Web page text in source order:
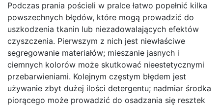
Podczas prania pościeli w pralce łatwo popełnić kilka
powszechnych błędów, które mogą prowadzić do
uszkodzenia tkanin lub niezadowalających efektów
czyszczenia. Pierwszym z nich jest niewłaściwe
segregowanie materiałów; mieszanie jasnych i
ciemnych kolorów może skutkować nieestetycznymi
przebarwieniami. Kolejnym częstym błędem jest
używanie zbyt dużej ilości detergentu; nadmiar środka
piorącego może prowadzić do osadzania się resztek